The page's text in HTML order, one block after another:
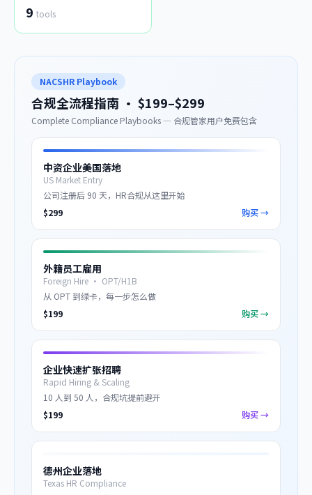
9 tools
NACSHR Playbook
合规全流程指南 · $199–$299
Complete Compliance Playbooks — 合规管家用户免费包含
中资企业美国落地
US Market Entry
公司注册后 90 天，HR合规从这里开始
$299 购买 →
外籍员工雇用
Foreign Hire · OPT/H1B
从 OPT 到绿卡，每一步怎么做
$199 购买 →
企业快速扩张招聘
Rapid Hiring & Scaling
10 人到 50 人，合规坑提前避开
$199 购买 →
德州企业落地
Texas HR Compliance